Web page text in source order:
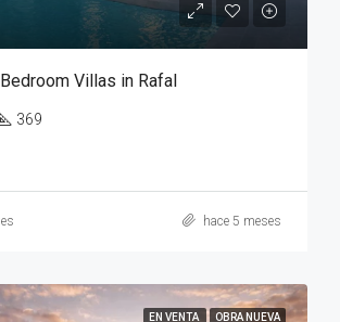
Villas in Rafal
369
hace 5 meses
EN VENTA OBRA NUEVA